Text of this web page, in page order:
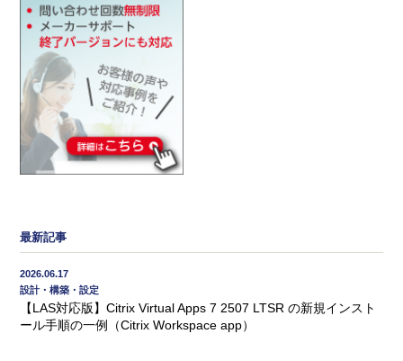
最新記事
2026.06.17
設計・構築・設定
【LAS対応版】Citrix Virtual Apps 7 2507 LTSR の新規インスト
ール手順の一例（Citrix Workspace app）